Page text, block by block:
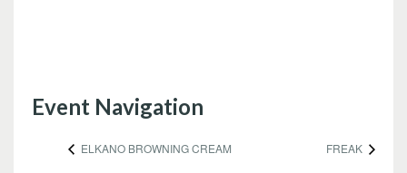
Event Navigation
ELKANO BROWNING CREAM FREAK